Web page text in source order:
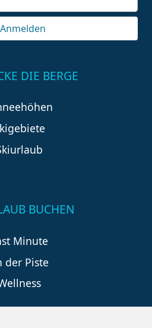
Anmelden
DIE BERGE
BUCHEN
Minute
der Piste